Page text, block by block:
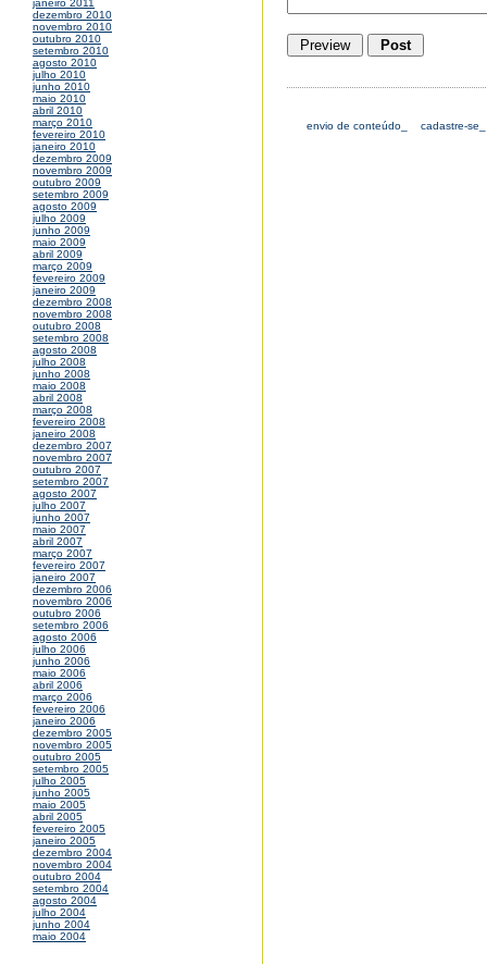
janeiro 2011
dezembro 2010
novembro 2010
outubro 2010
setembro 2010
agosto 2010
julho 2010
junho 2010
maio 2010
abril 2010
março 2010
fevereiro 2010
janeiro 2010
dezembro 2009
novembro 2009
outubro 2009
setembro 2009
agosto 2009
julho 2009
junho 2009
maio 2009
abril 2009
março 2009
fevereiro 2009
janeiro 2009
dezembro 2008
novembro 2008
outubro 2008
setembro 2008
agosto 2008
julho 2008
junho 2008
maio 2008
abril 2008
março 2008
fevereiro 2008
janeiro 2008
dezembro 2007
novembro 2007
outubro 2007
setembro 2007
agosto 2007
julho 2007
junho 2007
maio 2007
abril 2007
março 2007
fevereiro 2007
janeiro 2007
dezembro 2006
novembro 2006
outubro 2006
setembro 2006
agosto 2006
julho 2006
junho 2006
maio 2006
abril 2006
março 2006
fevereiro 2006
janeiro 2006
dezembro 2005
novembro 2005
outubro 2005
setembro 2005
julho 2005
junho 2005
maio 2005
abril 2005
fevereiro 2005
janeiro 2005
dezembro 2004
novembro 2004
outubro 2004
setembro 2004
agosto 2004
julho 2004
junho 2004
maio 2004
envio de conteúdo_ cadastre-se_